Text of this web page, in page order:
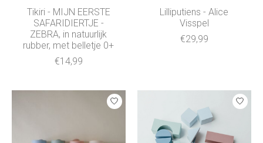
Tikiri - MIJN EERSTE
SAFARIDIERTJE -
ZEBRA, in natuurlijk
rubber, met belletje 0+
€14,99
Lilliputiens - Alice
Visspel
€29,99